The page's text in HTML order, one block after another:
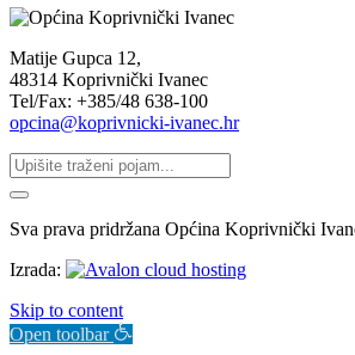
Matije Gupca 12,
48314 Koprivnički Ivanec
Tel/Fax: +385/48 638-100
opcina@koprivnicki-ivanec.hr
Sva prava pridržana Općina Koprivnički
Izrada:
Skip to content
Open toolbar